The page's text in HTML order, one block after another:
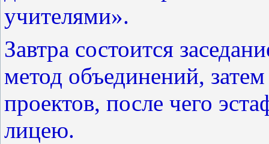
учителями».
Завтра состоится
метод объединений,
проектов, после чего
лицею.